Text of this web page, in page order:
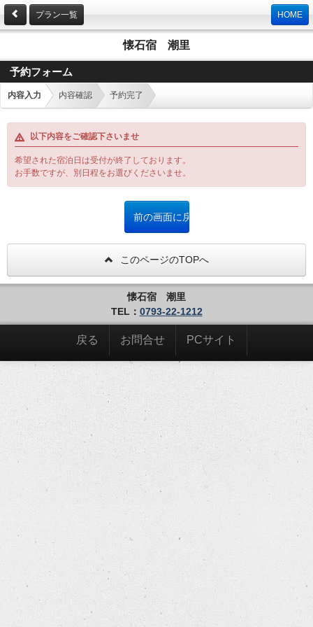
プラン一覧 HOME
懐石宿 潮里
予約フォーム
内容入力 内容確認 予約完了
以下内容をご確認下さいませ
希望された宿泊日は受付が終了しております。
お手数ですが、別日程をお選びくださいませ。
このページのTOPへ
懐石宿 潮里
TEL： 0793-22-1212
戻る お問合せ PCサイト